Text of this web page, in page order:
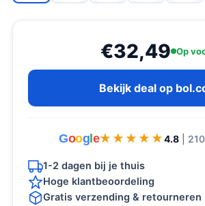
€32,49 Op
Bekijk deal op
Goog e★★★★★
★★★★★ 4.8 |
1-2 dagen bij je thuis
Hoge klantbeoordeling
Gratis verzending & retourneren